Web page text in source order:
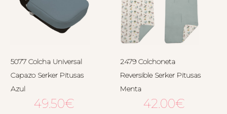
5077 Colcha Universal
Capazo Serker Pitusas
Azul
49.50€
2479 Colchoneta
Reversible Serker Pitusas
Menta
42.00€